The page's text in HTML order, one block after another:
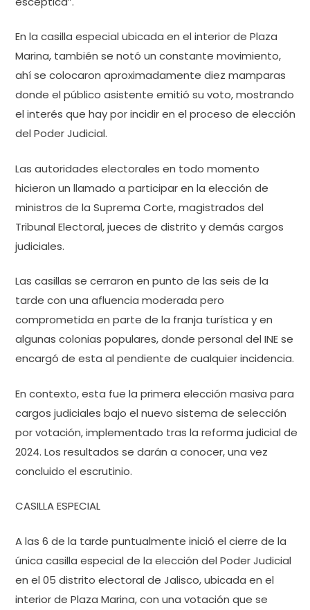
En la casilla especial ubicada en el interior de Plaza
Marina, también se notó un constante movimiento,
ahí se colocaron aproximadamente diez mamparas
donde el público asistente emitió su voto, mostrando
el interés que hay por incidir en el proceso de elección
del Poder Judicial.
Las autoridades electorales en todo momento
hicieron un llamado a participar en la elección de
ministros de la Suprema Corte, magistrados del
Tribunal Electoral, jueces de distrito y demás cargos
judiciales.
Las casillas se cerraron en punto de las seis de la
tarde con una afluencia moderada pero
comprometida en parte de la franja turística y en
algunas colonias populares, donde personal del INE se
encargó de esta al pendiente de cualquier incidencia.
En contexto, esta fue la primera elección masiva para
cargos judiciales bajo el nuevo sistema de selección
por votación, implementado tras la reforma judicial de
2024. Los resultados se darán a conocer, una vez
concluido el escrutinio.
CASILLA ESPECIAL
A las 6 de la tarde puntualmente inició el cierre de la
única casilla especial de la elección del Poder Judicial
en el 05 distrito electoral de Jalisco, ubicada en el
interior de Plaza Marina, con una votación que se